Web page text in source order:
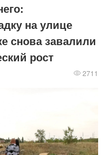
на улице
снова завалили
рост
2711